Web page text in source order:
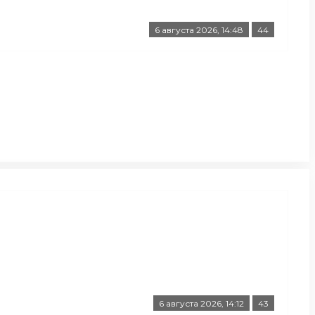
6 августа 2026, 14:48 44
6 августа 2026, 14:12 43